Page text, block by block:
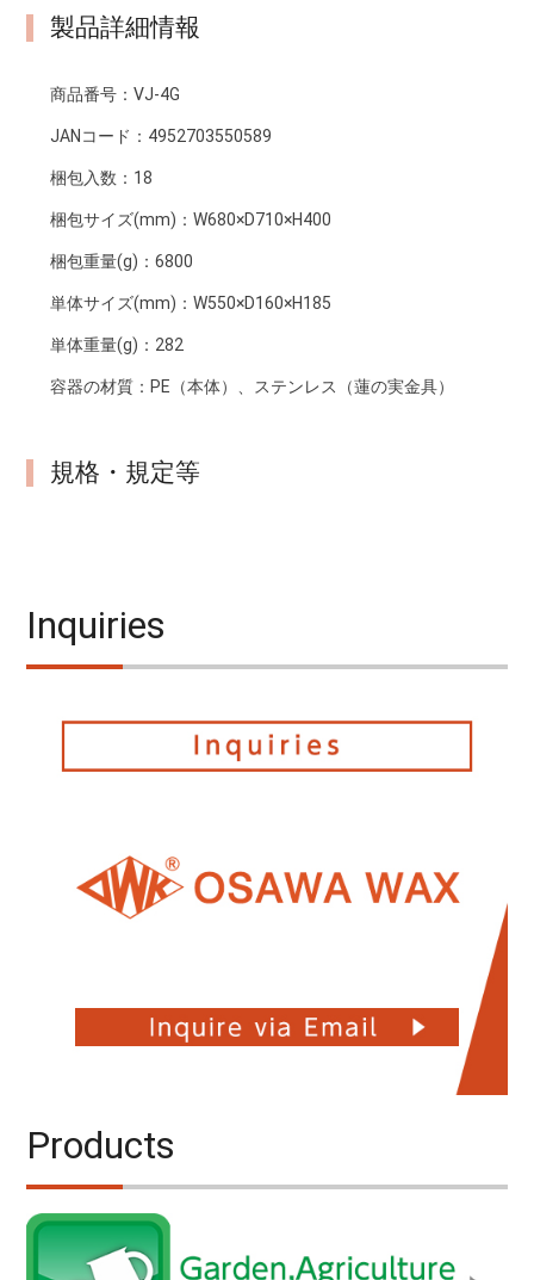
製品詳細情報
商品番号：VJ-4G
JANコード： 4952703550589
梱包入数： 18
梱包サイズ(mm)：W680×D710×H400
梱包重量(g)：6800
単体サイズ(mm)：W550×D160×H185
単体重量(g)： 282
容器の材質： PE（本体）、ステンレス（蓮の実金具）
規格・規定等
Inquiries
Products